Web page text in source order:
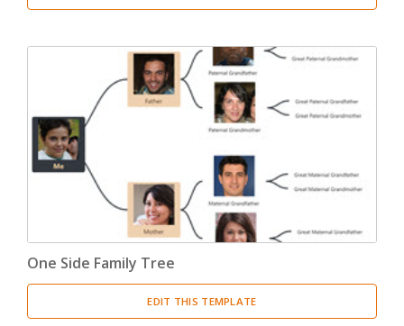
One Side Family Tree
EDIT THIS TEMPLATE